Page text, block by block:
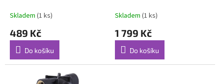
Skladem (1 ks)
489 Kč
Do košíku
Skladem (1 ks)
1 799 Kč
Do košíku